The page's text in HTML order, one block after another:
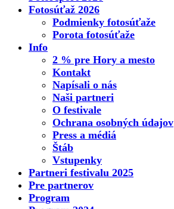
Fotosúťaž 2026
Podmienky fotosúťaže
Porota fotosúťaže
Info
2 % pre Hory a mesto
Kontakt
Napísali o nás
Naši partneri
O festivale
Ochrana osobných údajov
Press a médiá
Štáb
Vstupenky
Partneri festivalu 2025
Pre partnerov
Program